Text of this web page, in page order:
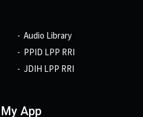
Audio Library
PPID LPP RRI
JDIH LPP RRI
App